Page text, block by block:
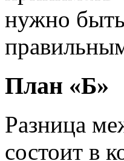
нужно
План «Б»
Разница
состоит в